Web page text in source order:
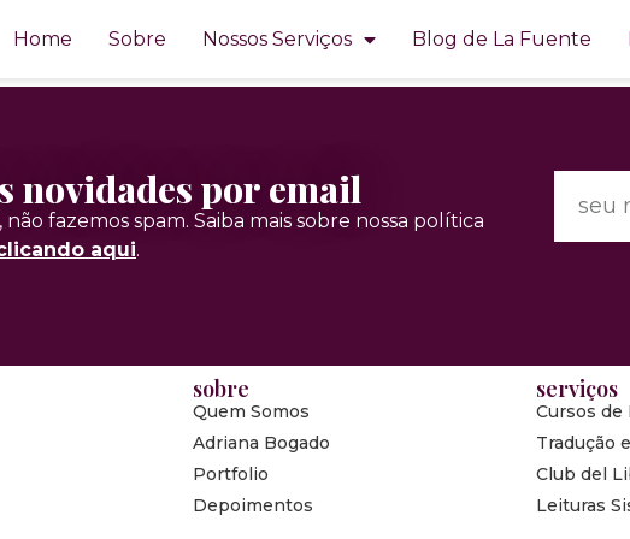
Home Sobre Nossos Serviços Blog de La Fuente
a constelar – Brigitte
novidades por email
fazemos spam. Saiba mais sobre nossa política
aqui.
sobre
Quem Somos
Adriana Bogado
Portfolio
Depoimentos
serviços
Cursos de
Tradução
Club del
Leituras